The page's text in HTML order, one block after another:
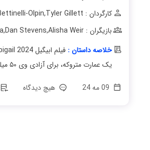
کارگردان : Matt Bettinelli-Olpin
,Tyler Gillett
بازیگران : Melissa Barrera
,Dan Stevens,Alisha Weir
خلاصه داستان :
یک عمارت متروکه، برای آزادی وی ۵۰ میلیون دلار درخواست می‌کنند، غافل از اینکه این...
هیچ دیدگاه